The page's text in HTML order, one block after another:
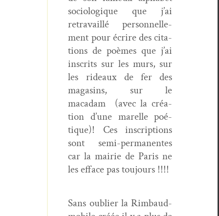
soci­ologique que j’ai
retra­vail­lé per­son­nelle­
ment pour écrire des cita­
tions de poèmes que j’ai
inscrits sur les murs, sur
les rideaux de fer des
mag­a­sins, sur le
macadam (avec la créa­
tion d’une marelle poé­
tique)! Ces inscrip­tions
sont semi-per­ma­nentes
car la mairie de Paris ne
les efface pas toujours !!!!
Sans oubli­er la Rim­baud­